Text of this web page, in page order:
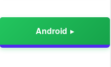
Android